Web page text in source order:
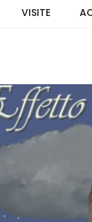
VISITE